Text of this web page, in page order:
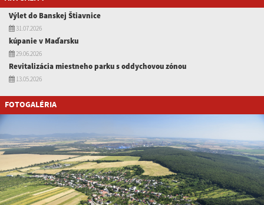
Výlet do Banskej Štiavnice
31.07.2026
kúpanie v Maďarsku
29.06.2026
Revitalizácia miestneho parku s oddychovou zónou
13.05.2026
FOTOGALÉRIA